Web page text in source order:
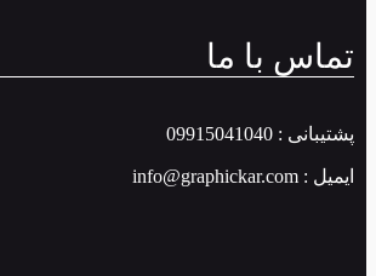
تماس با ما
پشتیبانی : 09915041040
ایمیل : info@graphickar.com